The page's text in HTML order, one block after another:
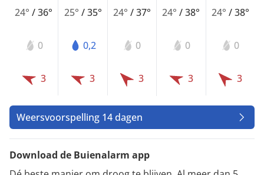
24°/36°
0
3
25° /35°
0,2
3
24° /37°
0
3
24°/38°
0
3
24° /38°
0
3
Weersvoorspelling 14 dagen
Download de Buienalarm app